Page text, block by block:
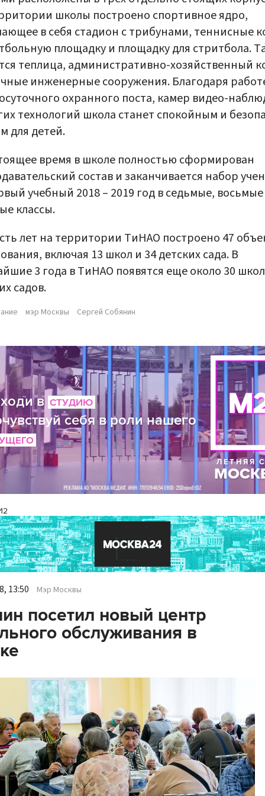
школы построено спортивное ядро,
в себя стадион с трибунами, теннисные
площадку и площадку для стритбола.
теплица, административно-хозяйственный
инженерные сооружения. Благодаря
охранного поста, камер видео-
технологий школа станет спокойным и
для детей.
время в школе полностью сформирован
состав и заканчивается набор
учебный 2018 – 2019 год в седьмые,
классы.
лет на территории ТиНАО построено 47
включая 13 школ и 34 детских сада. В
3 года в ТиНАО появятся еще около 30
садов.
мэр Москвы Сергей Собянин
13:50 Мэр Москвы
посетил новый центр
обслуживания в